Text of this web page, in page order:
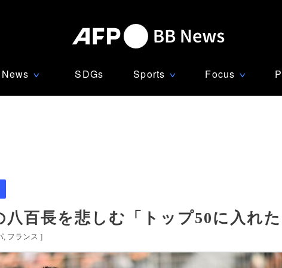
News ∨ SDGs Sports ∨ Focus ∨
百長を悲しむ「トップ50に入れた
フランス ]